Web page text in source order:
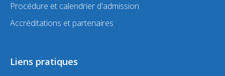
Procédure et calendrier d'admission
Accréditations et partenaires
Liens pratiques